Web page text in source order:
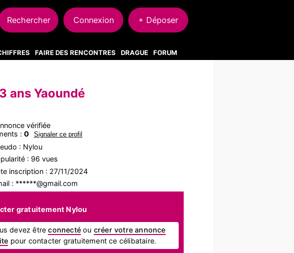
Rechercher Connexion + Déposer
FAIRE DES RENCONTRES DRAGUE FORUM
ans Yaoundé
vérifiée
: 0 Signaler ce profil
: Nylou
: 96 vues
inscription : 27/11/2024
: ******@gmail.com
gratuitement Nylou
devez êtreconnecté ou créer votre annonce
pour contacter gratuitement ce célibataire.